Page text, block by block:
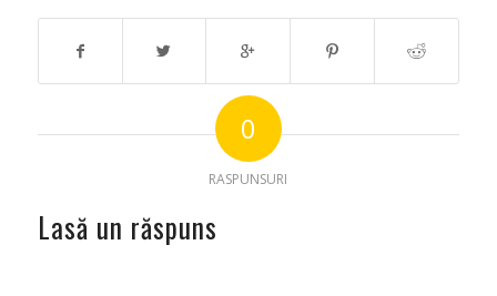
0
RASPUNSURI
Lasă un răspuns